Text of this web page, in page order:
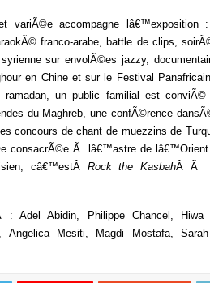
variÃ©e accompagne
franco-arabe, battle de clips,
sur envolÃ©es jazzy,
en Chine et sur le Festival
un public familial est conviÃ©
du Maghreb, une confÃ©rence
concours de chant de muezzins de
consacrÃ©e Ã lâ€™astre de lâ€™Orient
câ€™estÂ Rock the KasbahÂÃ
: Adel Abidin, Philippe Chancel,
Angelica Mesiti, Magdi Mostafa,